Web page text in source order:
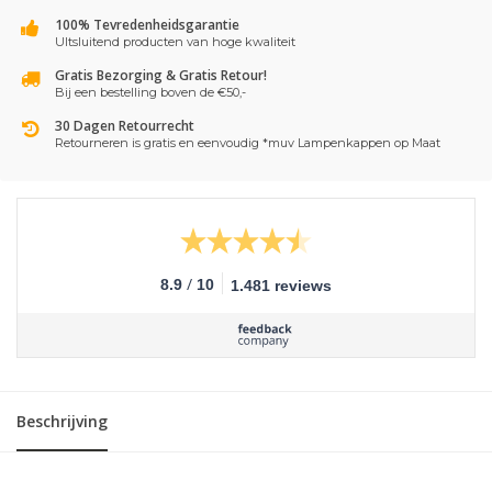
100% Tevredenheidsgarantie
UItsluitend producten van hoge kwaliteit
Gratis Bezorging & Gratis Retour!
Bij een bestelling boven de €50,-
30 Dagen Retourrecht
Retourneren is gratis en eenvoudig *muv Lampenkappen op Maat
8.9 / 10 1.481 reviews
Beschrijving